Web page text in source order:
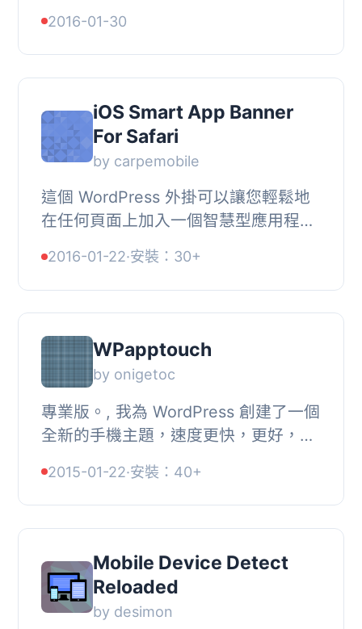
或部落格網站轉換成簡單的行動應用程
式？現在您可以...
2016-01-30
iOS Smart App Banner
For Safari
by carpemobile
這個 WordPress 外掛可以讓您輕鬆地
在任何頁面上加入一個智慧型應用程式
應用程式）。相較於其他外掛，此外掛
的優勢在於...
2016-01-22·安裝：30+
WPapptouch
by onigetoc
專業版。, 我為 WordPress 創建了一個
全新的手機主題，速度更快，更好，看
http://mobilypress.com/, 比任何
WordPress 手機主題快...
2015-01-22·安裝：40+
Mobile Device Detect
Reloaded
by desimon